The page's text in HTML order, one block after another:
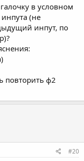
в уcловном
(не
инпут, по
повторить ф2
#20